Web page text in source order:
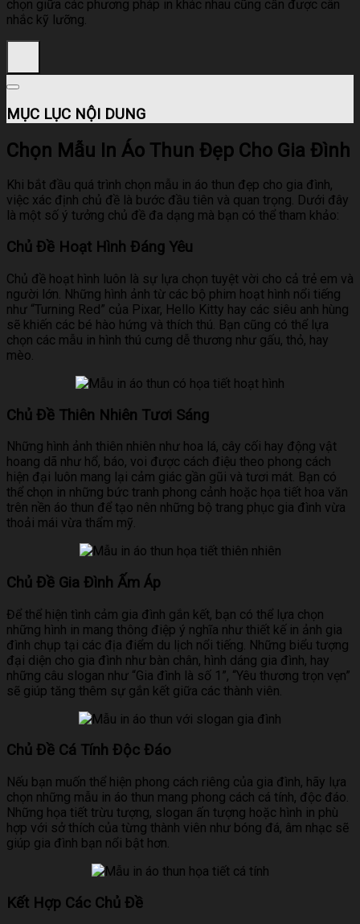
chọn giữa các phương pháp in khác nhau cũng cần được cân
nhắc kỹ lưỡng.
MỤC LỤC NỘI DUNG
Chọn Mẫu In Áo Thun Đẹp Cho Gia Đình
Khi bắt đầu quá trình chọn mẫu in áo thun đẹp cho gia đình,
việc xác định chủ đề là bước đầu tiên và quan trọng. Dưới đây
là một số ý tưởng chủ đề đa dạng mà bạn có thể tham khảo:
Chủ Đề Hoạt Hình Đáng Yêu
Chủ đề hoạt hình luôn là sự lựa chọn tuyệt vời cho cả trẻ em và
người lớn. Những hình ảnh từ các bộ phim hoạt hình nổi tiếng
như “Turning Red” của Pixar, Hello Kitty hay các siêu anh hùng
sẽ khiến các bé hào hứng và thích thú. Bạn cũng có thể lựa
chọn các mẫu in hình thú cưng dễ thương như gấu, thỏ, hay
mèo.
Chủ Đề Thiên Nhiên Tươi Sáng
Những hình ảnh thiên nhiên như hoa lá, cây cối hay động vật
hoang dã như hổ, báo, voi được cách điệu theo phong cách
hiện đại luôn mang lại cảm giác gần gũi và tươi mát. Bạn có
thể chọn in những bức tranh phong cảnh hoặc họa tiết hoa văn
trên nền áo thun để tạo nên những bộ trang phục gia đình vừa
thoải mái vừa thẩm mỹ.
Chủ Đề Gia Đình Ấm Áp
Để thể hiện tình cảm gia đình gắn kết, bạn có thể lựa chọn
những hình in mang thông điệp ý nghĩa như thiết kế in ảnh gia
đình chụp tại các địa điểm du lịch nổi tiếng. Những biểu tượng
đại diện cho gia đình như bàn chân, hình dáng gia đình, hay
những câu slogan như “Gia đình là số 1”, “Yêu thương trọn vẹn”
sẽ giúp tăng thêm sự gắn kết giữa các thành viên.
Chủ Đề Cá Tính Độc Đáo
Nếu bạn muốn thể hiện phong cách riêng của gia đình, hãy lựa
chọn những mẫu in áo thun mang phong cách cá tính, độc đáo.
Những họa tiết trừu tượng, slogan ấn tượng hoặc hình in phù
hợp với sở thích của từng thành viên như bóng đá, âm nhạc sẽ
giúp gia đình bạn nổi bật hơn.
Kết Hợp Các Chủ Đề